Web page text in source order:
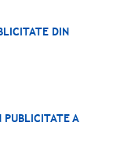
DIN
PUBLICITATE A